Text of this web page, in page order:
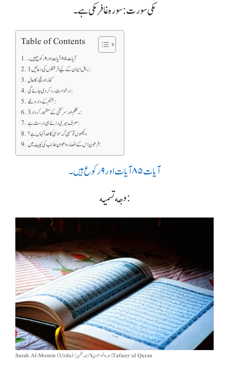
مکی سورت : سورہ غافر مکی ہے۔
Table of Contents
آیات ۸۵ آیات اور ۹ رکوع ہیں۔
1۔ اہل ایمان کے لیے فرشتوں کی دعائیں:
کفار اور فجار کا حال
درخواست رد کر دی جائے گی:
جہنم کے داروغے:
3۔ ظلم اور سرکشی کے مشہور کردار:
صرف میری رائے ہی درست ہے:
دیکھوں تو سہی کہ موسیٰ کا خدا کہاں ہے؟
فرعون اس کے انصار و اعوان عذاب کی لپیٹ میں:
آیات ۸۵ آیات اور ۹ رکوع ہیں۔
وجه تسمیه:
Surah Al-Momin (Urdu) |سورہ المومنون کا ترجمہ تفسیر | Tafseer ul Quran